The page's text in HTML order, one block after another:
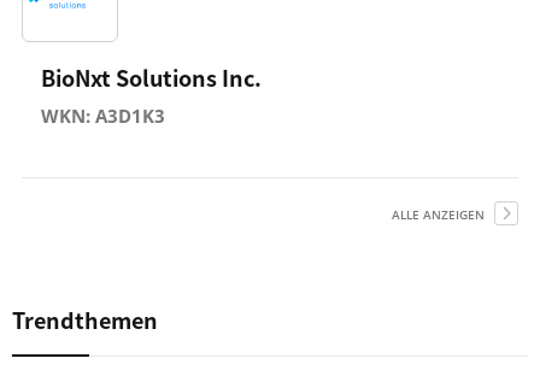
BioNxt Solutions Inc.
WKN: A3D1K3
ALLE ANZEIGEN
Trendthemen